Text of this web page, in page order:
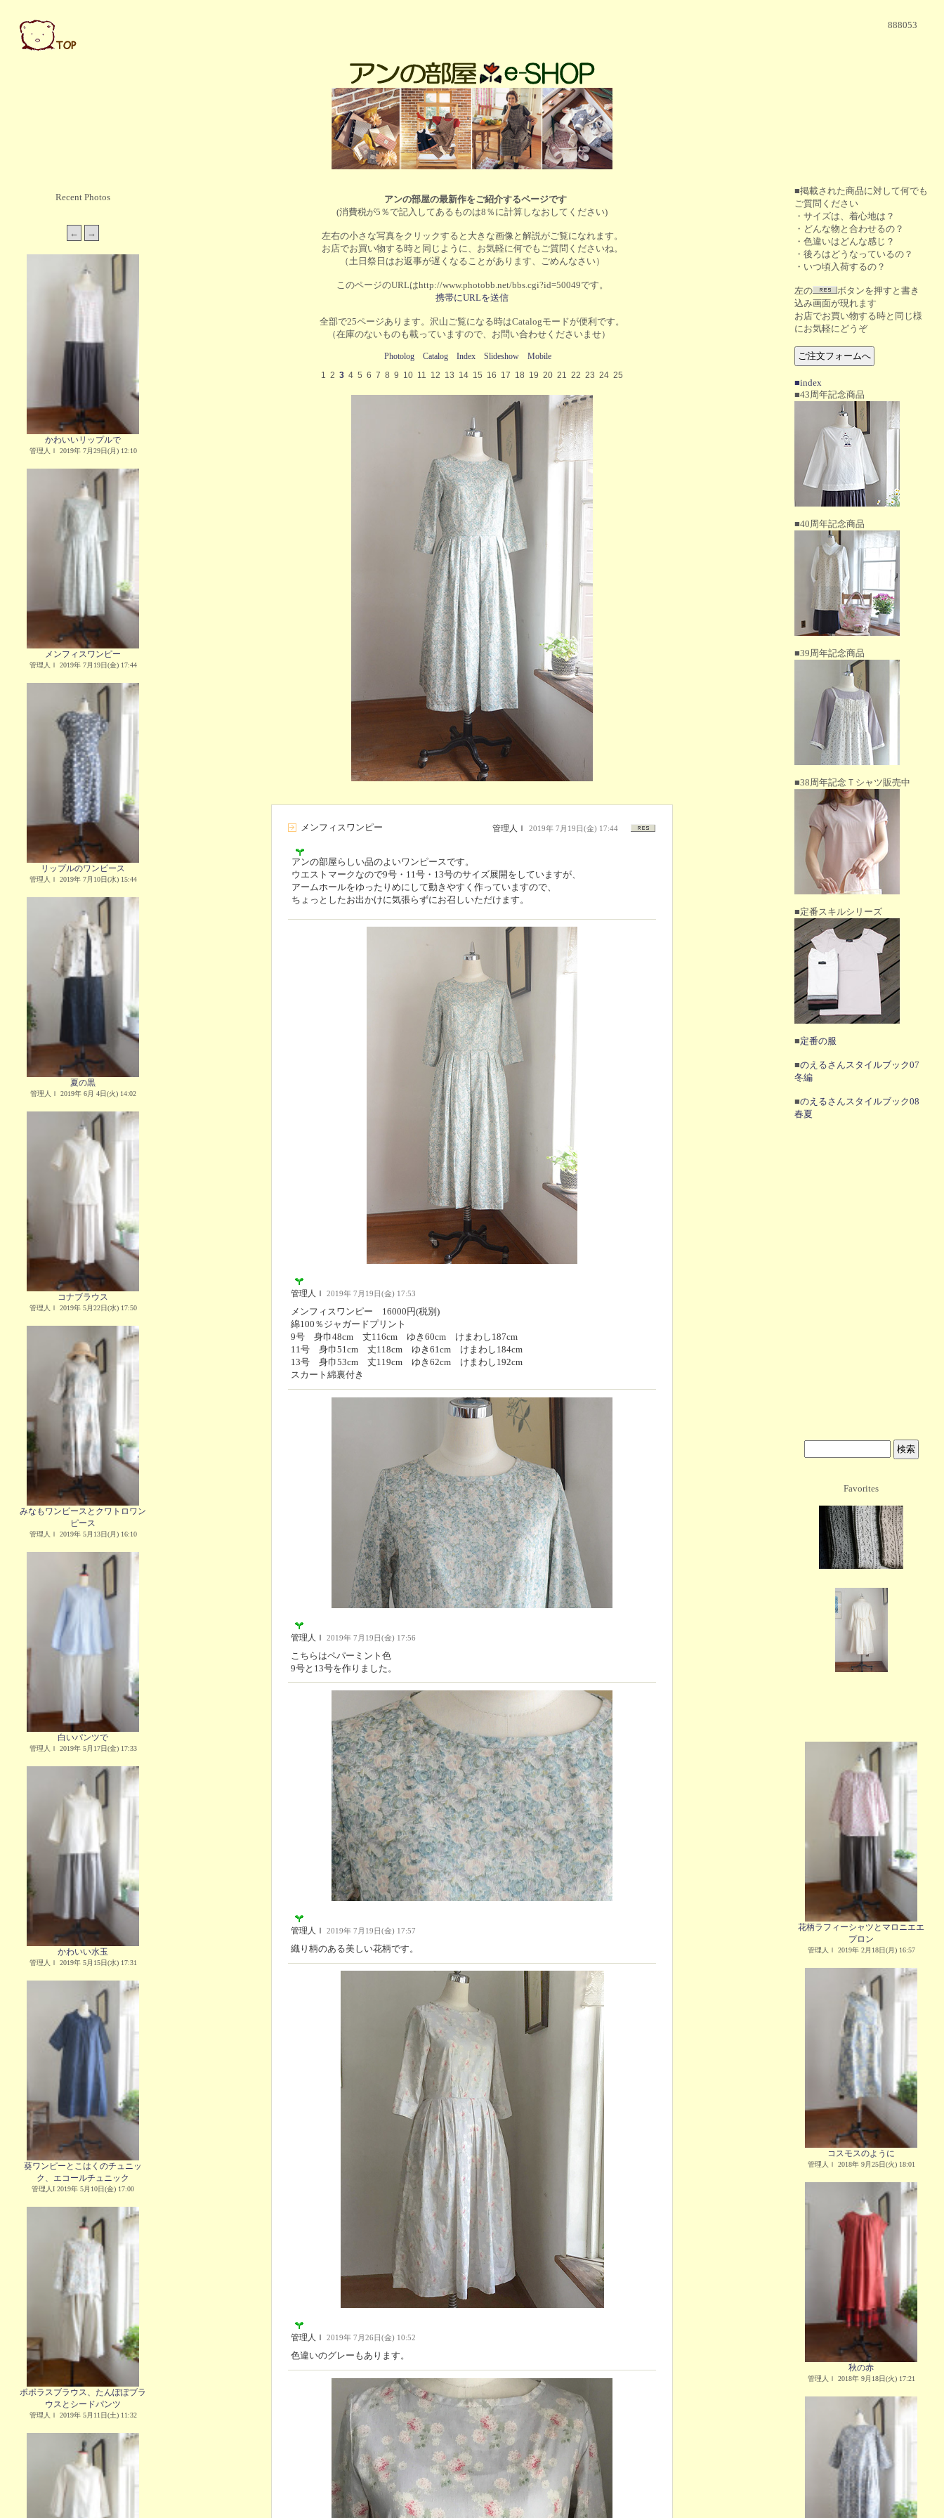
888053
Recent Photos
かわいいリップルで
管理人Ｉ 2019年 7月29日(月) 12:10
メンフィスワンピー
管理人Ｉ 2019年 7月19日(金) 17:44
リップルのワンピース
管理人Ｉ 2019年 7月10日(水) 15:44
夏の黒
管理人Ｉ 2019年 6月 4日(火) 14:02
コナブラウス
管理人Ｉ 2019年 5月22日(水) 17:50
みなもワンピースとクワトロワン
ピース
管理人Ｉ 2019年 5月13日(月) 16:10
白いパンツで
管理人Ｉ 2019年 5月17日(金) 17:33
かわいい水玉
管理人Ｉ 2019年 5月15日(水) 17:31
葵ワンピーとこはくのチュニッ
ク、エコールチュニック
管理人I 2019年 5月10日(金) 17:00
ポポラスブラウス、たんぽぽブラ
ウスとシードパンツ
管理人Ｉ 2019年 5月11日(土) 11:32
アンの部屋の最新作をご紹介するページです
(消費税が5％で記入してあるものは8％に計算しなおしてください)
左右の小さな写真をクリックすると大きな画像と解説がご覧になれます。
お店でお買い物する時と同じように、お気軽に何でもご質問くださいね。
（土日祭日はお返事が遅くなることがあります、ごめんなさい）
このページのURLはhttp://www.photobb.net/bbs.cgi?id=50049です。
携帯にURLを送信
全部で25ページあります。沢山ご覧になる時はCatalogモードが便利です。
（在庫のないものも載っていますので、お問い合わせくださいませ）
Photolog Catalog Index Slideshow
Mobile
1 2 3 4 5 6 7 8 9 10 11 12 13 14 15 16 17 18 19 20 21 22 23 24 25
メンフィスワンピー 管理人Ｉ 2019年 7月19日(金) 17:44
アンの部屋らしい品のよいワンピースです。
ウエストマークなので9号・11号・13号のサイズ展開をしていますが、
アームホールをゆったりめにして動きやすく作っていますので、
ちょっとしたお出かけに気張らずにお召しいただけます。
管理人Ｉ 2019年 7月19日(金) 17:53
メンフィスワンピー 16000円(税別)
綿100％ジャガードプリント
9号 身巾48cm 丈116cm ゆき60cm けまわし187cm
11号 身巾51cm 丈118cm ゆき61cm けまわし184cm
13号 身巾53cm 丈119cm ゆき62cm けまわし192cm
スカート綿裏付き
管理人Ｉ 2019年 7月19日(金) 17:56
こちらはペパーミント色
9号と13号を作りました。
管理人Ｉ 2019年 7月19日(金) 17:57
織り柄のある美しい花柄です。
管理人Ｉ 2019年 7月26日(金) 10:52
色違いのグレーもあります。
■掲載された商品に対して何でも
ご質問ください
・サイズは、着心地は？
・どんな物と合わせるの？
・色違いはどんな感じ？
・後ろはどうなっているの？
・いつ頃入荷するの？
左の
ボタンを押すと書き
込み画面が現れます
お店でお買い物する時と同じ様
にお気軽にどうぞ
■index
■43周年記念商品
■40周年記念商品
■39周年記念商品
■38周年記念Ｔシャツ販売中
■定番スキルシリーズ
■定番の服
■のえるさんスタイルブック07
冬編
■のえるさんスタイルブック08
春夏
Favorites
花柄ラフィーシャツとマロニエエ
プロン
管理人Ｉ 2019年 2月18日(月) 16:57
コスモスのように
管理人Ｉ 2018年 9月25日(火) 18:01
秋の赤
管理人Ｉ 2018年 9月18日(火) 17:21